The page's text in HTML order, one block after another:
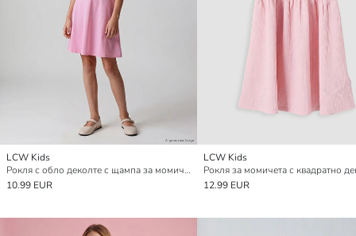
LCW Kids
Рокля с обло деколте с щампа за момичета
10.99 EUR
LCW Kids
12.99 EUR